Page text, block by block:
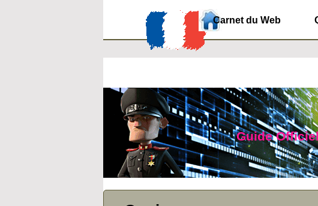
Carnet du Web
Guide